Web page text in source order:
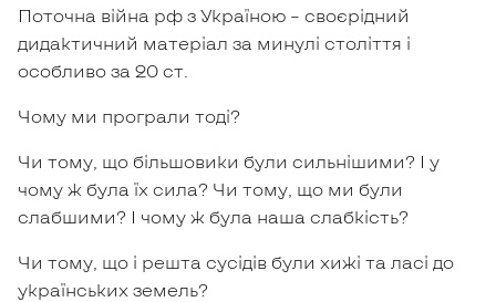
Поточна війна рф з Україною – своєрідний
дидактичний матеріал за минулі століття і
особливо за 20 ст.
Чому ми програли тоді?
Чи тому, що більшовики були сильнішими? І у
чому ж була їх сила? Чи тому, що ми були
слабшими? І чому ж була наша слабкість?
Чи тому, що і решта сусідів були хижі та ласі до
українських земель?